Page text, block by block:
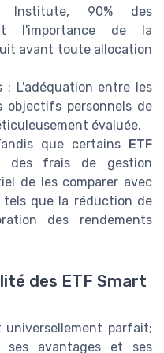
Institute, 90% des
l'importance de la
avant toute allocation
L'adéquation entre les
objectifs personnels de
évaluée.
que certains ETF
des frais de gestion
de les comparer avec
tels que la réduction de
des rendements
des ETF Smart
universellement parfait;
ses avantages et ses